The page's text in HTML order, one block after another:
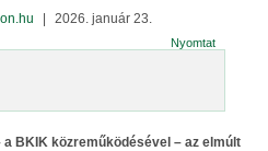
2026. január 23.
Nyomtat
BKIK közreműködésével – az elmúlt